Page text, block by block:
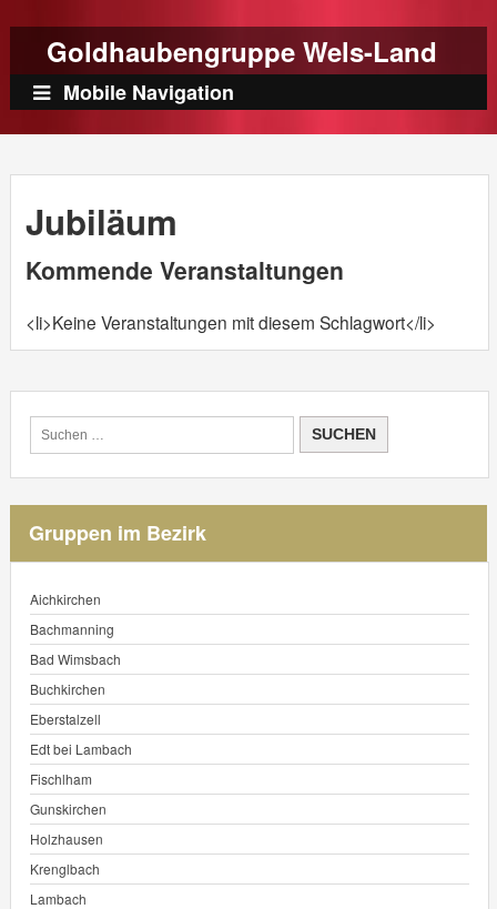
Goldhaubengruppe Wels-Land
Mobile Navigation
Jubiläum
Kommende Veranstaltungen
<li>Keine Veranstaltungen mit diesem Schlagwort</li>
Gruppen im Bezirk
Aichkirchen
Bachmanning
Bad Wimsbach
Buchkirchen
Eberstalzell
Edt bei Lambach
Fischlham
Gunskirchen
Holzhausen
Krenglbach
Lambach